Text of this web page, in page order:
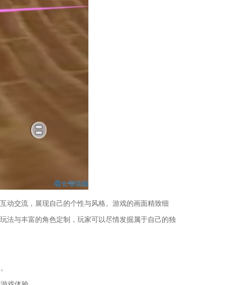
动交流，展现自己的个性与风格。游戏的画面精致细
法与丰富的角色定制，玩家可以尽情发掘属于自己的独